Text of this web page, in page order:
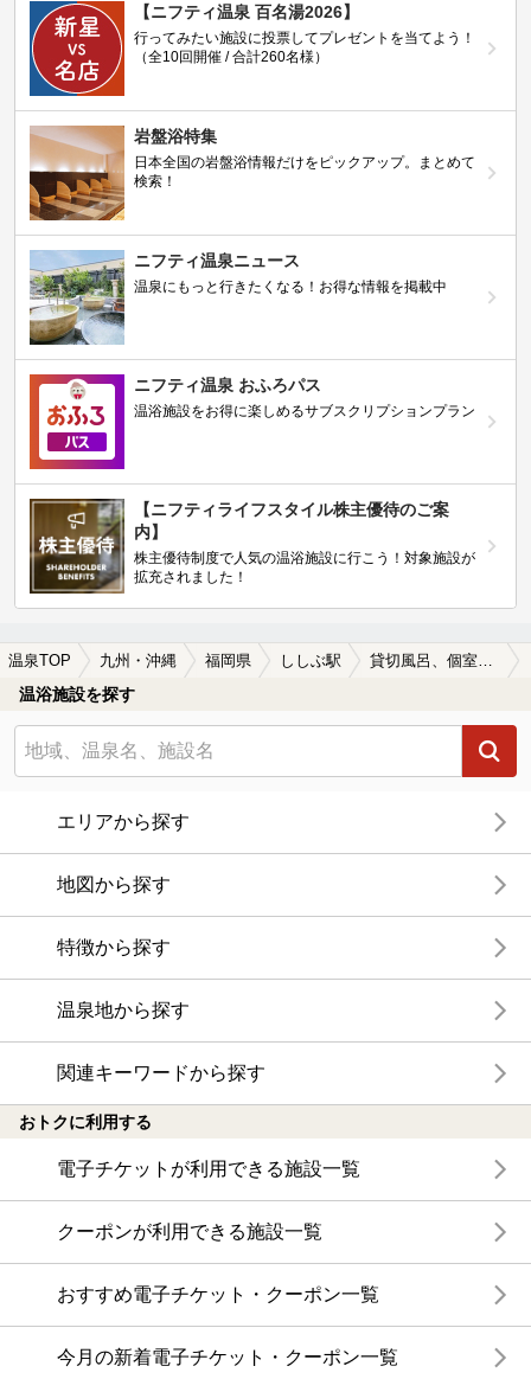
【ニフティ温泉 百名湯2026】
行ってみたい施設に投票してプレゼントを当てよう！
（全10回開催 / 合計260名様）
岩盤浴特集
日本全国の岩盤浴情報だけをピックアップ。まとめて
検索！
ニフティ温泉ニュース
温泉にもっと行きたくなる！お得な情報を掲載中
ニフティ温泉 おふろパス
温浴施設をお得に楽しめるサブスクリプションプラン
【ニフティライフスタイル株主優待のご案
内】
株主優待制度で人気の温浴施設に行こう！対象施設が
拡充されました！
温泉TOP 九州・沖縄 福岡県 ししぶ駅
温浴施設を探す
エリアから探す
地図から探す
特徴から探す
温泉地から探す
関連キーワードから探す
おトクに利用する
電子チケットが利用できる施設一覧
クーポンが利用できる施設一覧
おすすめ電子チケット・クーポン一覧
今月の新着電子チケット・クーポン一覧